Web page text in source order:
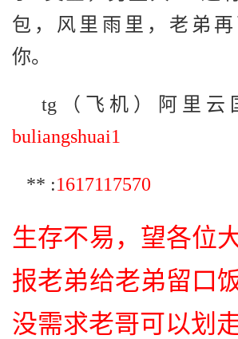
包，风里雨里，老弟
你。
tg（飞机）阿里云
buliangshuai1
** :1617117570
生存不易，望各位
报老弟给老弟留口
没需求老哥可以划